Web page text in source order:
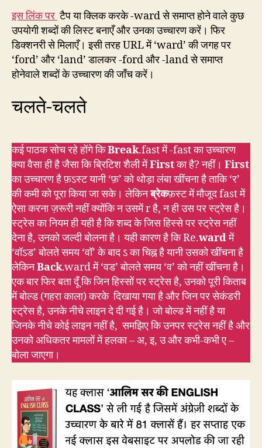
इस लिंक पर टैप या क्लिक करके -ward से समाप्त होने वाले कुछ
उपयोगी शब्दों की लिस्ट बनाएँ और उनका उच्चारण करें। फिर
डिक्शनरी से मिलाएँ। इसी तरह URL में ‘ward’ की जगह पर
‘ford’ और ‘land’ डालकर -ford और -land से समाप्त
होनेवाले शब्दों के उच्चारण की जाँच करें।
चलते-चलते
कई पाठक सोच रहे होंगे किBreak.fast में -fast का उच्चारण
क्या वैसा ही है जैसा कि ब्रिटिश शैली मेंFirstका है? नहीं। First
का उच्चारण है फ़ऽस्ट यानी ‘फ़’ को थोड़ा लंबा खींचना है ताकि ‘र’
की कमी को पूरा किया जा सके। लेकिनब्रेकफ़स्ट में मौजूद fast में
ऐसा करना ज़रूरी नहीं क्योंकि न उसमें r है, न ही उस पर स्ट्रेस है।
स्ट्रेस का नियम ही यही है कि शब्द के जिस हिस्से पर स्ट्रेस नहीं
देना है, उनको जल्दी बोलना है। यही कारण है कि Re.wardमें
‘वॉऽड’ बोलते समय ‘वॉ’ के बाद ऽ का चिह्न है यानी उसको खींचना है
लेकिनBack.ward में ‘वड’ बोलते समय ‘व’ को नहीं खींचना है।
एक बार फिर बता दूँ कि जिन हिस्सों पर स्ट्रेस है, उनको पूरी किताब
में बोल्ड (गहरा काला) करके दिखाया गया है और जिन पर सेकंडरी
स्ट्रेस है, उनके नीचे लाइन दे दी गई है। जो बोल्ड में नहीं है या
जिनके नीचे कोई लाइन नहीं है, समझिए कि उनपर स्ट्रेस नहीं है और
उनको अधिकतर मामलों में हलका – अ, इ, उ और कभी-कभी ए –
बोला जाएगा।